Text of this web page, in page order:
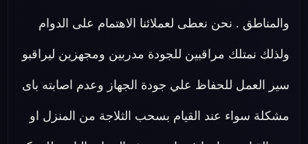
والمناطق . نحن نعطى لعملائنا الاهتمام على الدوام
ولذلك نمتلك مراقبين للجودة مدربين ومجهزين ليراقبو
سير العمل للحفاظ علي جودة الجهاز وعدم اصابته باى
مشكلة سواء عند القيام بسحب الثلاجة من المنزل او